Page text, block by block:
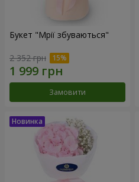
Букет "Мрії збуваються"
2 352 грн
Замовити